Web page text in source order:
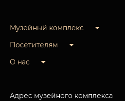
Музейный комплекс
Посетителям
О нас
Адрес музейного комплекса